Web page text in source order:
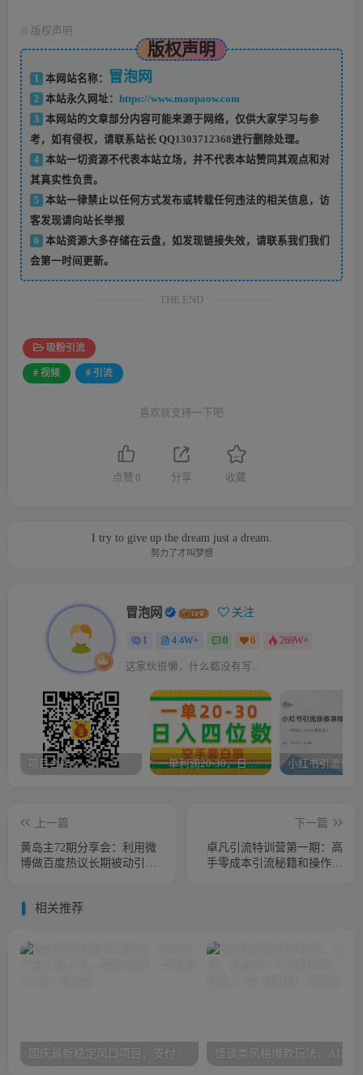
版权声明
版权声明
1 本网站名称： 冒泡网
2 本站永久网址： https://www.maopaow.com
3
本网站的文章部分内容可能来源于网络，仅供大家学习与参
考，如有侵权，请联系站长 QQ1303712368进行删除处理。
4
本站一切资源不代表本站立场，并不代表本站赞同其观点和对
其真实性负责。
5
本站一律禁止以任何方式发布或转载任何违法的相关信息，访
客发现请向站长举报
6
本站资源大多存储在云盘，如发现链接失效，请联系我们我们
会第一时间更新。
THE END
吸粉引流
# 视频 # 引流
喜欢就支持一下吧
点赞 0 分享 收藏
I try to give up the dream just a dream.
努力了才叫梦想
冒泡网 关注
1 4.4W+ 0 6 269W+
这家伙很懒，什么都没有写...
项目合作 一单利润20-30，日入四位数，空手套白狼，只要做就能赚，简单无套路
上一篇
黄岛主72期分享会：利用微
博做百度热议长期被动引流
下一篇
卓凡引流特训营第一期：高
手零成本引流秘籍和操作技
相关推荐